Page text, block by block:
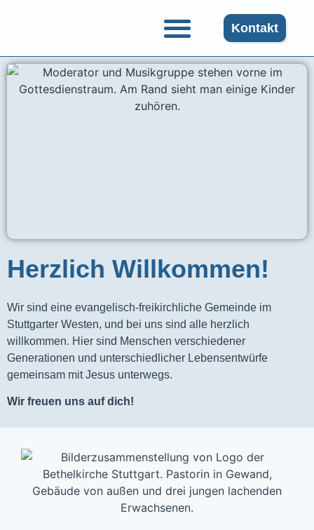
Kontakt
Herzlich Willkommen!
Wir sind eine evangelisch-freikirchliche Gemeinde im
Stuttgarter Westen, und bei uns sind alle herzlich
willkommen. Hier sind Menschen verschiedener
Generationen und unterschiedlicher Lebensentwürfe
gemeinsam mit Jesus unterwegs.
Wir freuen uns auf dich!